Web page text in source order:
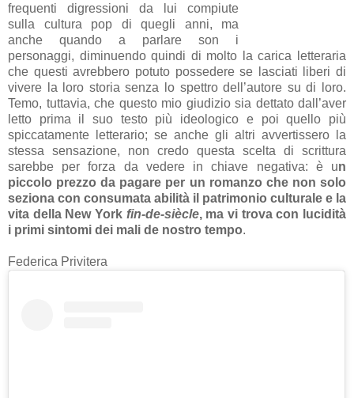
frequenti digressioni da lui compiute
sulla cultura pop di quegli anni, ma
anche quando a parlare son i
personaggi, diminuendo quindi di molto la carica letteraria
che questi avrebbero potuto possedere se lasciati liberi di
vivere la loro storia senza lo spettro dell’autore su di loro.
Temo, tuttavia, che questo mio giudizio sia dettato dall’aver
letto prima il suo testo più ideologico e poi quello più
spiccatamente letterario; se anche gli altri avvertissero la
stessa sensazione, non credo questa scelta di scrittura
sarebbe per forza da vedere in chiave negativa: è un
piccolo prezzo da pagare per un romanzo che non solo
seziona con consumata abilità il patrimonio culturale e la
vita della New York fin-de-siècle, ma vi trova con lucidità
i primi sintomi dei mali de nostro tempo.
Federica Privitera